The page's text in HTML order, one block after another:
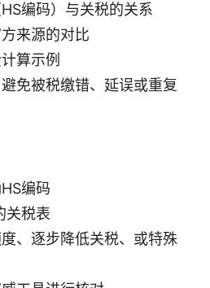
编码）与关税的关系
来源的对比
算示例
免被税缴错、延误或重复
编码
关税表
、逐步降低关税、或特殊